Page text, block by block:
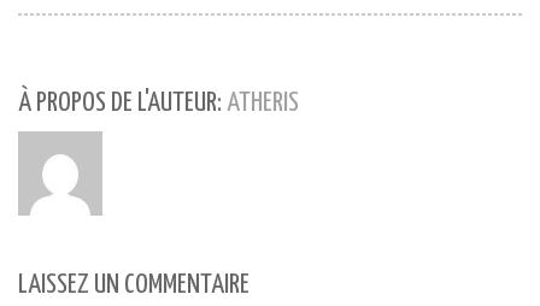
Twitter(ouvreFacebook(ouvre
Google+
fenêtre)
À PROPOS DE L'AUTEUR: ATHERIS
LAISSEZ UN COMMENTAIRE